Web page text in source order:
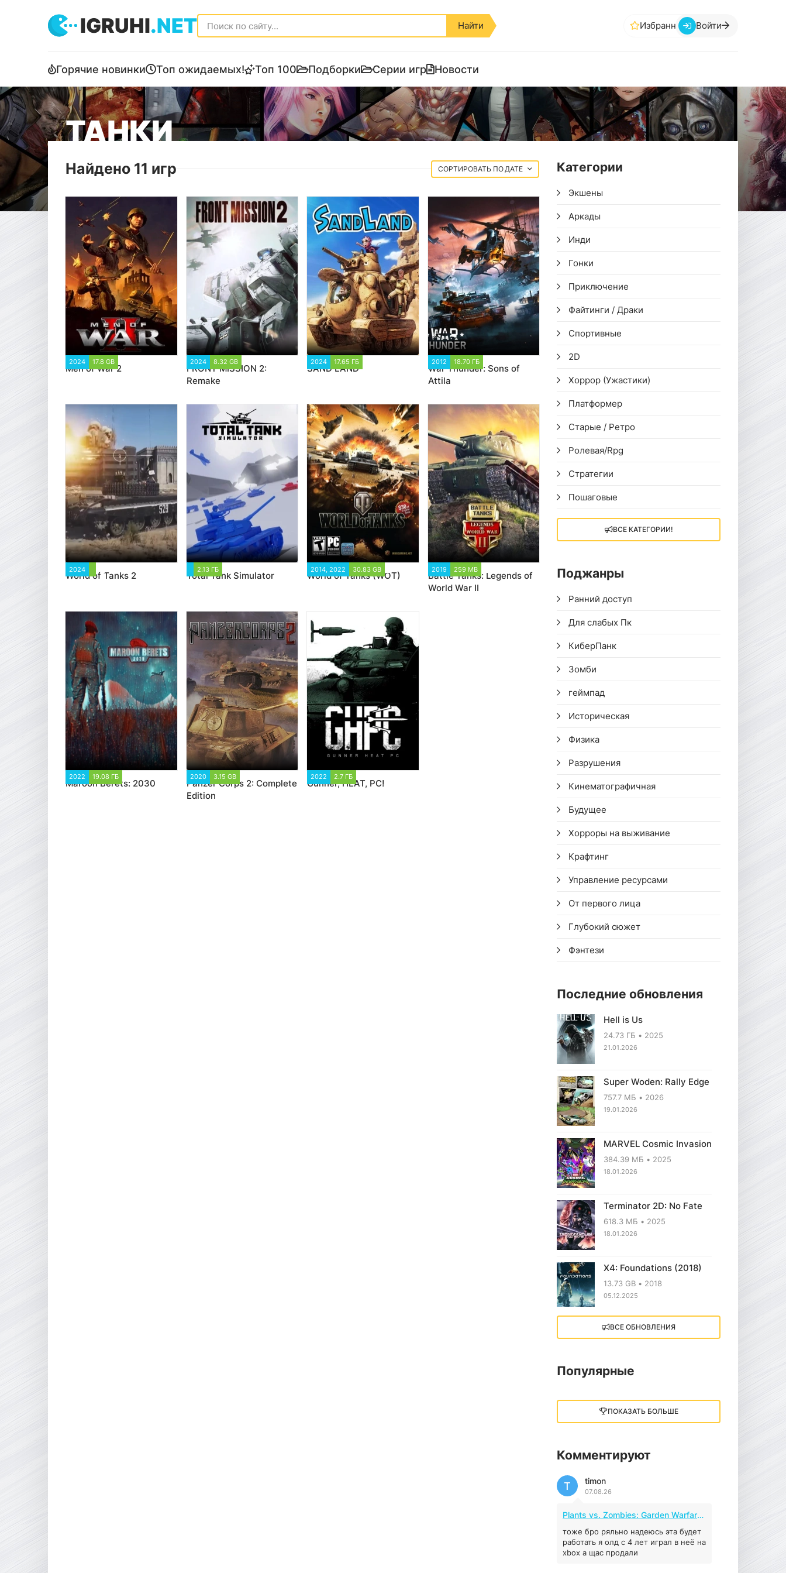
IGRUHI.NET Найти Избранное Войти
Горячие новинки Топ ожидаемых! Топ 100 Подборки Серии игр Новости
ТАНКИ
Найдено 11 игр ДАТЕ
2024 17.8 GB
Men of War 2
2024 8.32 GB
FRONT MISSION 2:
Remake
2024 17.65 ГБ
SAND LAND
2012 18.70 ГБ
War Thunder: Sons of
Attila
2024
World of Tanks 2
2.13 ГБ
Total Tank Simulator
2014, 2022 30.83 GB
World of Tanks (WOT)
2019 259 MB
Battle Tanks: Legends of
World War II
2022 19.08 ГБ
Maroon Berets: 2030
2020 3.15 GB
Panzer Corps 2: Complete
Edition
2022 2.7 ГБ
Gunner, HEAT, PC!
Категории
Экшены
Аркады
Инди
Гонки
Приключение
Файтинги / Драки
Спортивные
2D
Хоррор (Ужастики)
Платформер
Старые / Ретро
Ролевая/Rpg
Стратегии
Пошаговые
ВСЕ КАТЕГОРИИ!
Поджанры
Ранний доступ
Для слабых Пк
КиберПанк
Зомби
геймпад
Историческая
Физика
Разрушения
Кинематографичная
Будущее
Хорроры на выживание
Крафтинг
Управление ресурсами
От первого лица
Глубокий сюжет
Фэнтези
Последние обновления
Hell is Us
24.73 ГБ 2025
21.01.2026
Super Woden: Rally Edge
757.7 МБ 2026
19.01.2026
MARVEL Cosmic Invasion
384.39 МБ 2025
18.01.2026
Terminator 2D: No Fate
618.3 МБ 2025
18.01.2026
X4: Foundations (2018)
13.73 GB 2018
05.12.2025
Little Nightmares III
4.96 ГБ 2023
MAFIA: THE OLD
COUNTRY
44.98 ГБ
04.12.2025
Red Chaos - The Strict
Order
5.43 ГБ 2025
04.12.2025
ВСЕ ОБНОВЛЕНИЯ
Популярные
ПОКАЗАТЬ БОЛЬШЕ
Комментируют
timon
07.08.26
T
Plants vs. Zombies: Garden Warfare 2 (2016)
тоже бро ряльно надеюсь эта будет
работать я олд с 4 лет играл в неё на
xbox а щас продали